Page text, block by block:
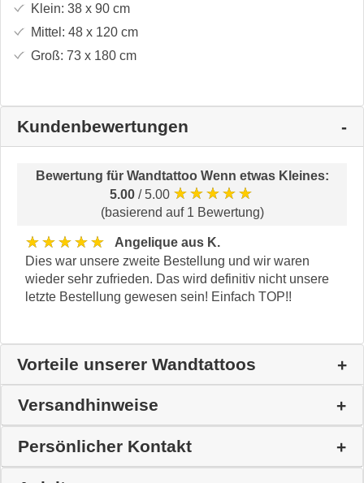
Klein: 38 x 90cm
Mittel: 48 x 120cm
Groß: 73 x 180cm
Kundenbewertungen
Bewertung für Wandtattoo Wenn etwas Kleines:
5.00 / 5.00 ★★★★★
(basierend auf 1 Bewertung)
★★★★★
Angelique aus K.
Dies war unsere zweite Bestellung und wir waren
wieder sehr zufrieden. Das wird definitiv nicht unsere
letzte Bestellung gewesen sein! Einfach TOP!!
Vorteile unserer Wandtattoos
Versandhinweise
Persönlicher Kontakt